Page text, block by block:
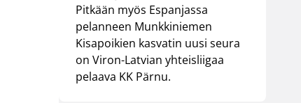
Pitkään myös Espanjassa
pelanneen Munkkiniemen
Kisapoikien kasvatin uusi seura
on Viron-Latvian yhteisliigaa
pelaava KK Pärnu.